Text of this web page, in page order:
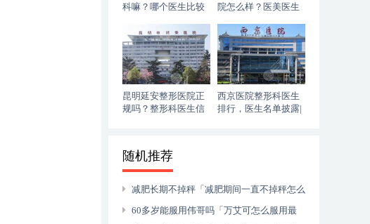
科嘛？哪个医生比较
价格表！
院怎么样？医美医生
昆明延安整形医院正
规吗？整形科医生信
西京医院整形科医生
排行，医生名单披露|
随机推荐
减肥长期不掉秤「减肥期间一直不掉秤怎么
办」60多岁能服用伟哥吗「万艾可怎么服用最